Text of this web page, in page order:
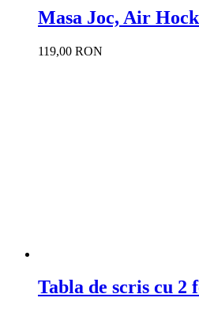
Masa Joc, Air
119,00 RON
Tabla de scris cu 2